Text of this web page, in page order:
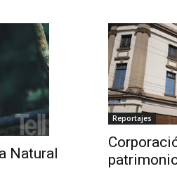
Natural
Reportajes